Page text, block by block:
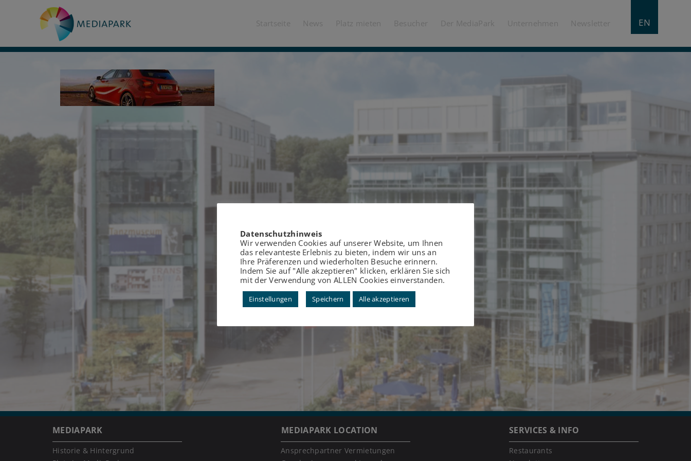
EN
Startseite News Platz mieten Besucher Der MediaPark Unternehmen Newsletter
MEDIAPARK
Historie & Hintergrund
MEDIAPARK LOCATION
Ansprechpartner Vermietungen
SERVICES & INFO
Restaurants
Datenschutzhinweis
Wir verwenden Cookies auf unserer Website, um Ihnen
das relevanteste Erlebnis zu bieten, indem wir uns an
Ihre Präferenzen und wiederholten Besuche erinnern.
Indem Sie auf "Alle akzeptieren" klicken, erklären Sie sich
mit der Verwendung von ALLEN Cookies einverstanden.
Einstellungen Speichern Alle akzeptieren